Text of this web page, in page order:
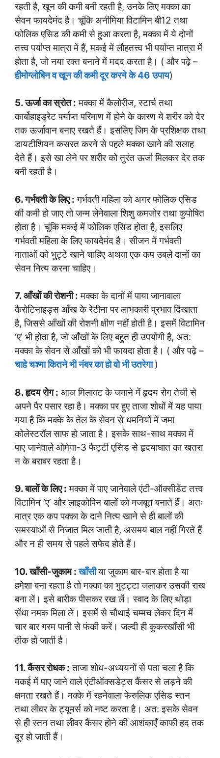
रहती है, खून की कमी बनी रहती है, उनके लिए मक्का का
सेवन फायदेमंद है। चूंकि अनीमिया विटामिन बी12 तथा
फोलिक एसिड की कमी से हुआ करता है, मक्का में ये दोनों
तत्त्व पर्याप्त मात्रा में हैं, मकई में लौहतत्त्व भी पर्याप्त मात्रा में
होता है, जो नया रक्त बनाने में मदद करता है। ( और पढ़े –
हीमोग्लोबिन व खून की कमी दूर करने के 46 उपाय)
5. ऊर्जा का स्रोत : मक्का में कैलोरीज, स्टार्च तथा
कार्बोहाइड्रेट पर्याप्त परिमाण में होने के कारण ये शरीर को देर
तक ऊर्जावान बनाए रखते हैं। इसलिए जिम के प्रशिक्षक तथा
डायटीशियन कसरत करने से पहले मक्का खाने की सलाह
देते हैं। इसे खा लेने पर शरीर को तुरंत ऊर्जा मिलकर देर तक
बनी रहती है।
6. गर्भवती के लिए : गर्भवती महिला को अगर फोलिक एसिड
की कमी हो जाए तो जन्म लेनेवाला शिशु कमजोर तथा कुपोषित
होता है। चूंकि मकई में फोलिक एसिड होता है, इसलिए
गर्भवती महिला के लिए फायदेमंद है। सीजन में गर्भवती
माताओं को भुट्टे खाने चाहिए अथवा एक कप उबले दानों का
सेवन नित्य करना चाहिए।
7. आँखों की रोशनी : मक्का के दानों में पाया जानावाला
कैरोटिनाइड्स आँख के रेटीना पर लाभकारी प्रभाव दिखाता
है, जिससे आँखों की रोशनी क्षीण नहीं होती है। इसमें विटामिन
‘ए’ भी होता है, जो आँखों के लिए बहुत ही उपयोगी है, अत:
मक्का के सेवन से आँखों को भी फायदा होता है। ( और पढ़े –
चाहे चश्मा कितने भी नंबर का हो वो भी उतरेगा)
8. हृदय रोग : आज मिलावट के जमाने में हृदय रोग तेजी से
अपने पैर पसार रहा है। मक्का पर हुए ताजा शोधों में यह पाया
गया है कि मक्के के तेल के सेवन से धमनियों में जमा
कोलेस्टरॉल साफ हो जाता है। इसके साथ-साथ मक्का में
पाए जानेवाले ओमेगा-3 फैट्टी एसिड से हृदयाघात का खतरा
न के बराबर रहता है।
9. बालों के लिए : मक्का में पाए जानेवाले एंटी-ऑक्सीडेंट तत्त्व
विटामिन ‘ए’ और लाइकोपिन बालों को मजबूत बनाते हैं। अतः
मात्र एक कप पक्का के दाने नित्य खाने से ही बालों की
समस्याओं से निजात मिल जाती है, असमय बाल नहीं गिरते हैं
और न ही समय से पहले सफेद होते हैं।
10. खाँसी-जुकाम :खाँसीया जुकाम बार-बार होता है या
हमेशा बना रहता है तो मक्का का भुट्ट्टा जलाकर उसकी राख
बना लें। इसे बारीक पीसकर रख लें। स्वाद के लिए थोड़ा
सेंधा नमक मिला लें। इसमें से चौथाई चम्मच लेकर दिन में
चार बार गरम पानी से फंकी करें। जल्दी ही कुकरखाँसी भी
ठीक हो जाती है।
11. कैंसर रोधक : ताजा शोध-अध्ययनों से पता चला है कि
मकई में पाए जाने वाले एंटीऑक्सडेट्स कैंसर से लड़ने की
क्षमता रखते हैं। मक्के में रहनेवाला फेरुलिक एसिड स्तन
तथा लीवर के ट्यूमर्स को नष्ट करता है। अत: इसके सेवन
से ही स्तन तथा लीवर कैंसर होने की आशंकाएँ काफी हद तक
दूर हो जाती हैं।